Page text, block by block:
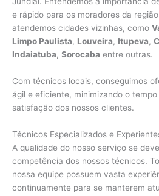
e rápido para os moradores da
atendemos cidades vizinhas, como
Limpo Paulista, Louveira, Itupeva,
Indaiatuba, Sorocaba entre outras.
Com técnicos locais, conseguimos
ágil e eficiente, minimizando o
satisfação dos nossos clientes.
Técnicos Especializados e
A qualidade do nosso serviço se
competência dos nossos técnicos.
nossa equipe possuem vasta
continuamente para se manterem